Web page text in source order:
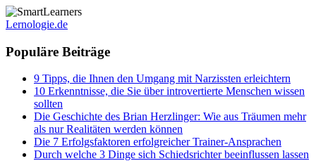
Lernologie.de
Populäre Beiträge
9 Tipps, die Ihnen den Umgang mit Narzissten erleichtern
10 Erkenntnisse, die Sie über introvertierte Menschen wissen
sollten
Die Geschichte des Brian Herzlinger: Wie aus Träumen mehr
als nur Realitäten werden können
Die 7 Erfolgsfaktoren erfolgreicher Trainer-Ansprachen
Durch welche 3 Dinge sich Schiedsrichter beeinflussen lassen